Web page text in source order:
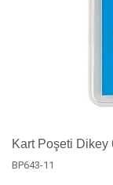
Kart Poşeti Dikey
BP643-11